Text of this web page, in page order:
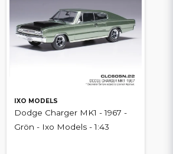
IXO MODELS
Dodge Charger MK1 - 1967 -
Grön - Ixo Models - 1:43